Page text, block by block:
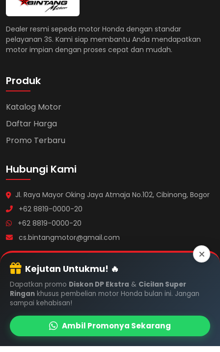
Kejutan Untukmu! 🔥
Dapatkan promo Diskon DP Ekstra & Cicilan Super
Ringan khusus pembelian motor Honda bulan ini. Jangan
sampai kehabisan!
Ambil Promonya Sekarang
Dealer resmi sepeda motor Honda dengan standar
pelayanan 3S. Kami siap membantu Anda mendapatkan
motor impian dengan proses cepat dan mudah.
Produk
Katalog Motor
Daftar Harga
Promo Terbaru
Hubungi Kami
Jl. Raya Mayor Oking Jaya Atmaja No.102, Cibinong, Bogor
+62 8819-0000-20
+62 8819-0000-20
cs.bintangmotor@gmail.com
Jam Operasional
Senin - Jumat
08:00 - 17:00
Sabtu & Minggu